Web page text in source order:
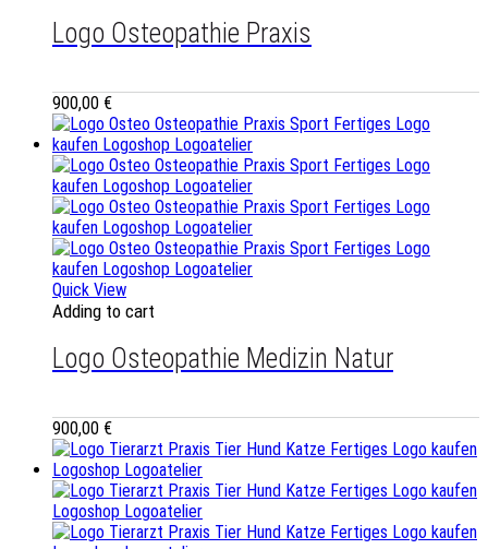
Logo Osteopathie Praxis
900,00 €
Quick View
Adding to cart
Logo Osteopathie Medizin Natur
900,00 €